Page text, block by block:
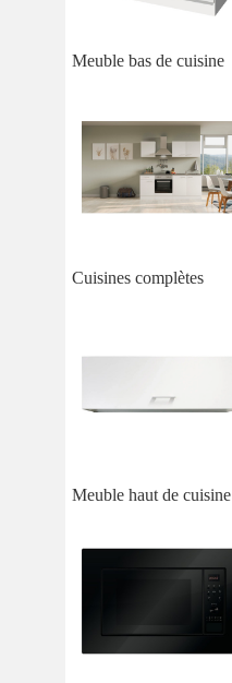
Meuble bas de cuisine
Cuisines complètes
Meuble haut de cuisine